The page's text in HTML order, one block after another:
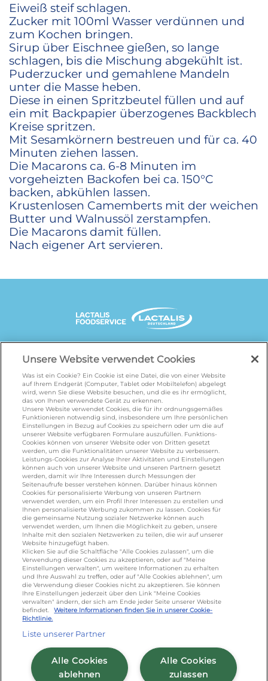
Eiweiß steif schlagen.
Zucker mit 100ml Wasser verdünnen und
zum Kochen bringen.
Sirup über Eischnee gießen, so lange
schlagen, bis die Mischung abgekühlt ist.
Puderzucker und gemahlene Mandeln
unter die Masse heben.
Diese in einen Spritzbeutel füllen und auf
ein mit Backpapier überzogenes Backblech
Kreise spritzen.
Mit Sesamkörnern bestreuen und für ca. 40
Minuten ziehen lassen.
Die Macarons ca. 6-8 Minuten im
vorgeheizten Backofen bei ca. 150°C
backen, abkühlen lassen.
Krustenlosen Camemberts mit der weichen
Butter und Walnussöl zerstampfen.
Die Macarons damit füllen.
Nach eigener Art servieren.
UNSERE MARKENSEITEN
galbani.de/leerdammer.de/president.de
salakis.de/frankenland.com/
omiramilch.de/minusl.de
KONTAKT
foodservice.info@de.lactalis.com
Lactalis Deutschland GmbH - Tel: +49 (0)751
887 366 /lactalis.de
Omira Bodenseemilch GmbH - Tel: +49
(0)751 887 366 /omira.de
Cookie Richtlinie Sitemap/Datenschutz
Impressum
AGB
Unsere Website verwendet Cookies
Was ist ein Cookie? Ein Cookie ist eine Datei, die von einer Website
auf Ihrem Endgerät (Computer, Tablet oder Mobiltelefon) abgelegt
wird, wenn Sie diese Website besuchen, und die es ihr ermöglicht,
das von Ihnen verwendete Gerät zu erkennen.
Unsere Website verwendet Cookies, die für ihr ordnungsgemäßes
Funktionieren notwendig sind, insbesondere um Ihre persönlichen
Einstellungen in Bezug auf Cookies zu speichern oder um die auf
unserer Website verfügbaren Formulare auszufüllen. Funktions-
Cookies können von unserer Website oder von Dritten gesetzt
werden, um die Funktionalitäten unserer Website zu verbessern.
Leistungs-Cookies zur Analyse Ihrer Aktivitäten und Einstellungen
können auch von unserer Website und unseren Partnern gesetzt
werden, damit wir Ihre Interessen durch Messungen der
Seitenaufrufe besser verstehen können. Darüber hinaus können
Cookies für personalisierte Werbung von unseren Partnern
verwendet werden, um ein Profil Ihrer Interessen zu erstellen und
Ihnen personalisierte Werbung zukommen zu lassen. Cookies für
die gemeinsame Nutzung sozialer Netzwerke können auch
verwendet werden, um Ihnen die Möglichkeit zu geben, unsere
Inhalte mit den sozialen Netzwerken zu teilen, die wir auf unserer
Website hinzugefügt haben.
Klicken Sie auf die Schaltfläche "Alle Cookies zulassen", um die
Verwendung dieser Cookies zu akzeptieren, oder auf "Meine
Einstellungen verwalten", um weitere Informationen zu erhalten
und Ihre Auswahl zu treffen, oder auf "Alle Cookies ablehnen", um
die Verwendung dieser Cookies nicht zu akzeptieren. Sie können
Ihre Einstellungen jederzeit über den Link "Meine Cookies
verwalten" ändern, der sich am Ende jeder Seite unserer Website
befindet.
Weitere Informationen finden Sie in unserer Cookie-
Richtlinie.
Liste unserer Partner
Alle Cookies
zulassen
Alle Cookies
ablehnen